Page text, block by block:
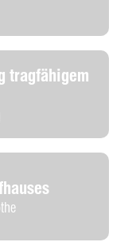
tragfähigem